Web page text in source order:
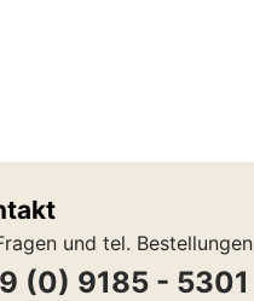
und tel. Bestellungen
(0) 9185 - 5301